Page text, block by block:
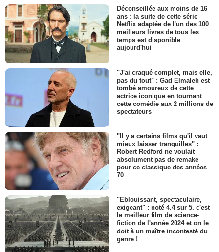
Déconseillée aux moins de 16
ans : la suite de cette série
Netflix adaptée de l'un des 100
meilleurs livres de tous les
temps est disponible
aujourd'hui
"J'ai craqué complet, mais elle,
pas du tout" : Gad Elmaleh est
tombé amoureux de cette
actrice iconique en tournant
cette comédie aux 2 millions de
spectateurs
"Il y a certains films qu'il vaut
mieux laisser tranquilles" :
Robert Redford ne voulait
absolument pas de remake
pour ce classique des années
70
"Eblouissant, spectaculaire,
exigeant" : noté 4,4 sur 5, c'est
le meilleur film de science-
fiction de l'année 2024 et on le
doit à un maître incontesté du
genre !